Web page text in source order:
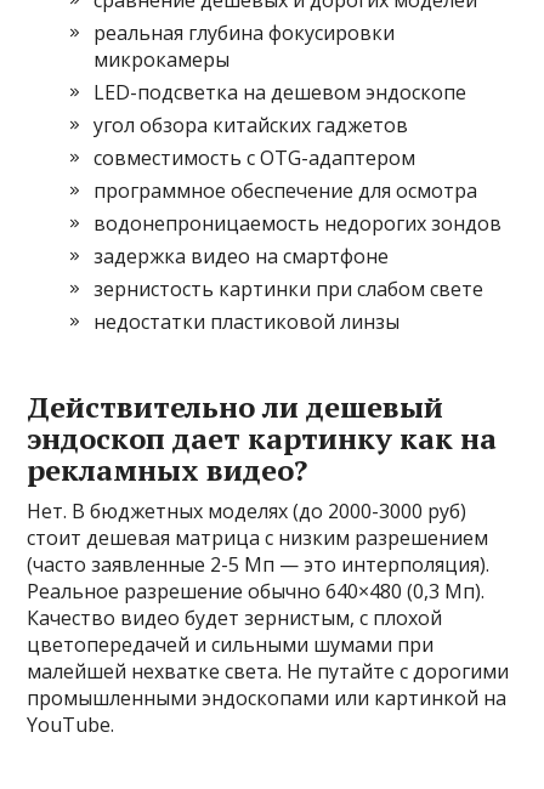
реальная глубина фокусировки
микрокамеры
LED-подсветка на дешевом эндоскопе
угол обзора китайских гаджетов
совместимость с OTG-адаптером
программное обеспечение для осмотра
водонепроницаемость недорогих зондов
задержка видео на смартфоне
зернистость картинки при слабом свете
недостатки пластиковой линзы
Действительно ли дешевый
эндоскоп дает картинку как на
рекламных видео?
Нет. В бюджетных моделях (до 2000-3000 руб)
стоит дешевая матрица с низким разрешением
(часто заявленные 2-5 Мп — это интерполяция).
Реальное разрешение обычно 640×480 (0,3 Мп).
Качество видео будет зернистым, с плохой
цветопередачей и сильными шумами при
малейшей нехватке света. Не путайте с дорогими
промышленными эндоскопами или картинкой на
YouTube.